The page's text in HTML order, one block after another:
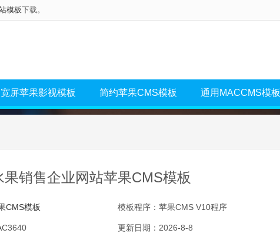
模板下载。
宽屏苹果影视模板 简约苹果CMS模板 通用MACCMS模板
果销售企业网站苹果CMS模板
CMS模板 模板程序：苹果CMS V10程序
更新日期：2026-8-8